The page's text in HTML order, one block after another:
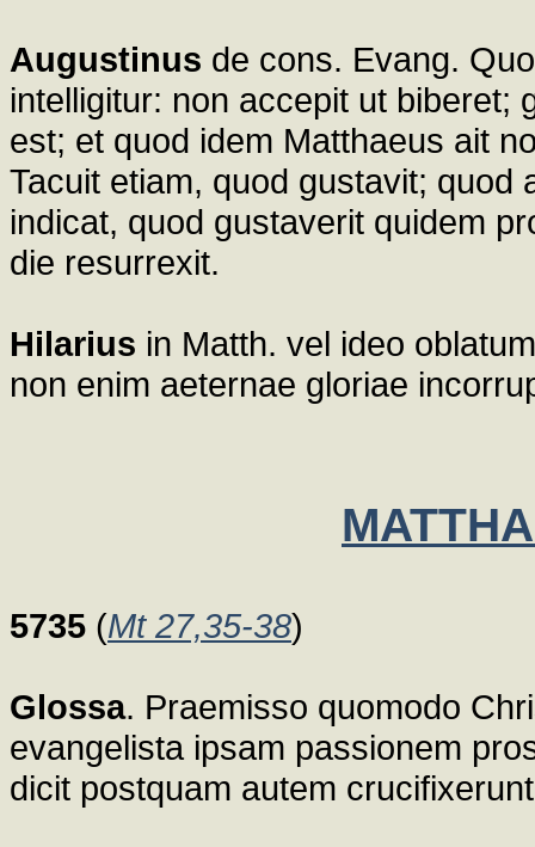
Augustinus de cons. Evang.
intelligitur: non accepit ut biberet;
est; et quod idem Matthaeus ait
Tacuit etiam, quod gustavit;
indicat, quod gustaverit quidem
die resurrexit.
Hilarius in Matth. vel ideo
non enim aeternae gloriae
5735 (Mt 27,35-38)
Glossa. Praemisso quomodo
evangelista ipsam passionem
dicit postquam autem